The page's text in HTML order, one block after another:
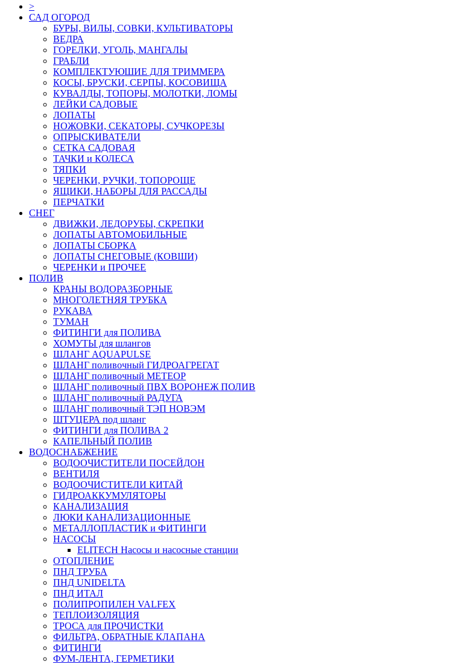
>
САД ОГОРОД
БУРЫ, ВИЛЫ, СОВКИ, КУЛЬТИВАТОРЫ
ВЕДРА
ГОРЕЛКИ, УГОЛЬ, МАНГАЛЫ
ГРАБЛИ
КОМПЛЕКТУЮШИЕ ДЛЯ ТРИММЕРА
КОСЫ, БРУСКИ, СЕРПЫ, КОСОВИЩА
КУВАЛДЫ, ТОПОРЫ, МОЛОТКИ, ЛОМЫ
ЛЕЙКИ САДОВЫЕ
ЛОПАТЫ
НОЖОВКИ, СЕКАТОРЫ, СУЧКОРЕЗЫ
ОПРЫСКИВАТЕЛИ
СЕТКА САДОВАЯ
ТАЧКИ и КОЛЕСА
ТЯПКИ
ЧЕРЕНКИ, РУЧКИ, ТОПОРОЩЕ
ЯЩИКИ, НАБОРЫ ДЛЯ РАССАДЫ
ПЕРЧАТКИ
СНЕГ
ДВИЖКИ, ЛЕДОРУБЫ, СКРЕПКИ
ЛОПАТЫ АВТОМОБИЛЬНЫЕ
ЛОПАТЫ СБОРКА
ЛОПАТЫ СНЕГОВЫЕ (КОВШИ)
ЧЕРЕНКИ и ПРОЧЕЕ
ПОЛИВ
КРАНЫ ВОДОРАЗБОРНЫЕ
МНОГОЛЕТНЯЯ ТРУБКА
РУКАВА
ТУМАН
ФИТИНГИ для ПОЛИВА
ХОМУТЫ для шлангов
ШЛАНГ AQUAPULSE
ШЛАНГ поливочный ГИДРОАГРЕГАТ
ШЛАНГ поливочный МЕТЕОР
ШЛАНГ поливочный ПВХ ВОРОНЕЖ ПОЛИВ
ШЛАНГ поливочный РАДУГА
ШЛАНГ поливочный ТЭП НОВЭМ
ШТУЦЕРА под шланг
ФИТИНГИ для ПОЛИВА 2
КАПЕЛЬНЫЙ ПОЛИВ
ВОДОСНАБЖЕНИЕ
ВОДООЧИСТИТЕЛИ ПОСЕЙДОН
ВЕНТИЛЯ
ВОДООЧИСТИТЕЛИ КИТАЙ
ГИДРОАККУМУЛЯТОРЫ
КАНАЛИЗАЦИЯ
ЛЮКИ КАНАЛИЗАЦИОННЫЕ
МЕТАЛЛОПЛАСТИК и ФИТИНГИ
НАСОСЫ
ELITECH Насосы и насосные станции
ОТОПЛЕНИЕ
ПНД ТРУБА
ПНД UNIDELTA
ПНД ИТАЛ
ПОЛИПРОПИЛЕН VALFEX
ТЕПЛОИЗОЛЯЦИЯ
ТРОСА для ПРОЧИСТКИ
ФИЛЬТРА, ОБРАТНЫЕ КЛАПАНА
ФИТИНГИ
ФУМ-ЛЕНТА, ГЕРМЕТИКИ